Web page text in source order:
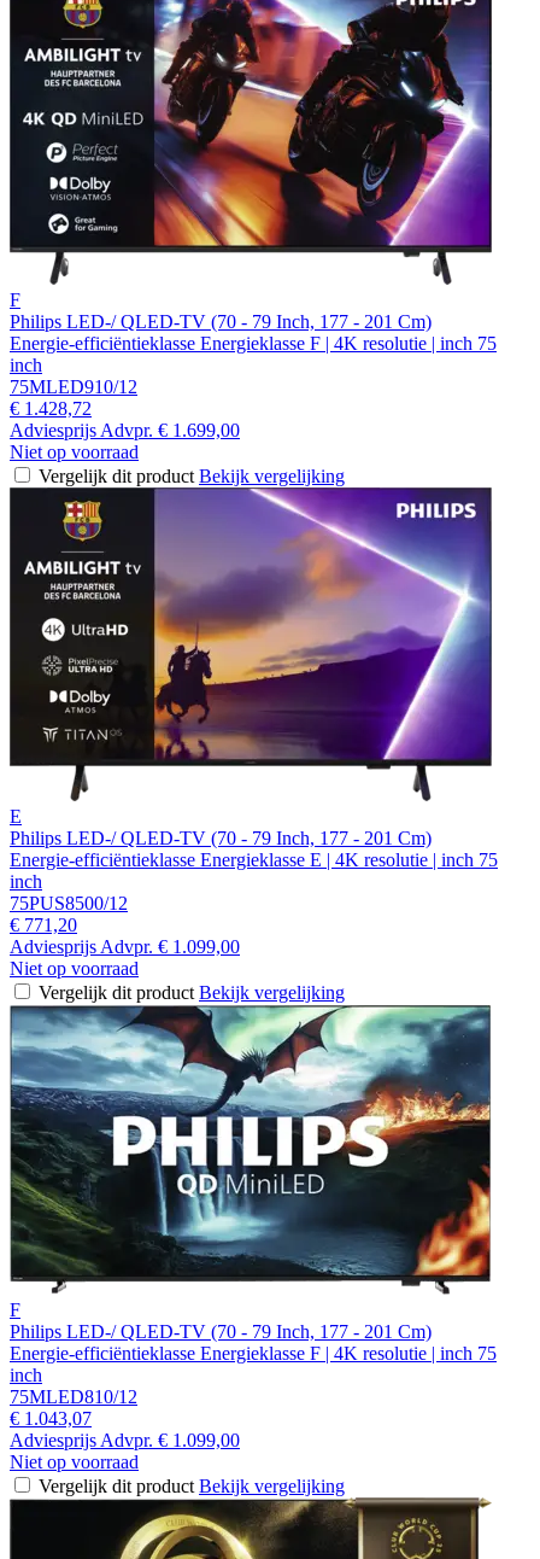
F
Philips LED-/ QLED-TV (70 - 79 Inch, 177 - 201 Cm)
Energie-efficiëntieklasse Energieklasse F | 4K resolutie | inch 75
inch
75MLED910/12
€ 1.428,72
Adviesprijs Advpr. € 1.699,00
Niet op voorraad
Vergelijk dit product Bekijk vergelijking
E
Philips LED-/ QLED-TV (70 - 79 Inch, 177 - 201 Cm)
Energie-efficiëntieklasse Energieklasse E | 4K resolutie | inch 75
inch
75PUS8500/12
€ 771,20
Adviesprijs Advpr. € 1.099,00
Niet op voorraad
Vergelijk dit product Bekijk vergelijking
F
Philips LED-/ QLED-TV (70 - 79 Inch, 177 - 201 Cm)
Energie-efficiëntieklasse Energieklasse F | 4K resolutie | inch 75
inch
75MLED810/12
€ 1.043,07
Adviesprijs Advpr. € 1.099,00
Niet op voorraad
Vergelijk dit product Bekijk vergelijking